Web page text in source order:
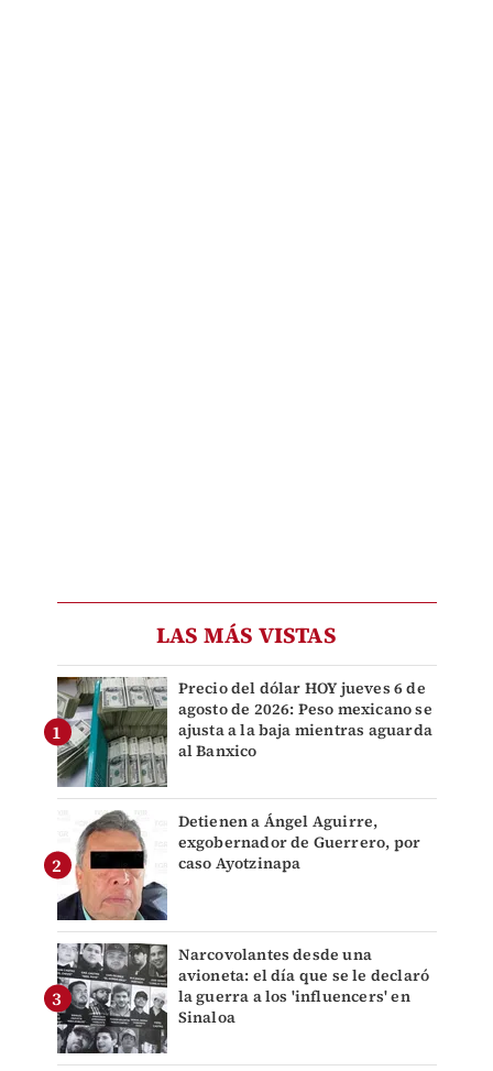
LAS MÁS VISTAS
Precio del dólar HOY jueves 6 de
agosto de 2026: Peso mexicano se
ajusta a la baja mientras aguarda
al Banxico
Detienen a Ángel Aguirre,
exgobernador de Guerrero, por
caso Ayotzinapa
Narcovolantes desde una
avioneta: el día que se le declaró
la guerra a los 'influencers' en
Sinaloa